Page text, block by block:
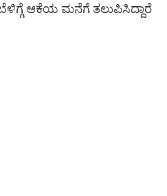
ಆಕೆಯ ಮನೆಗೆ ತಲುಪಿಸಿದ್ದಾರೆ